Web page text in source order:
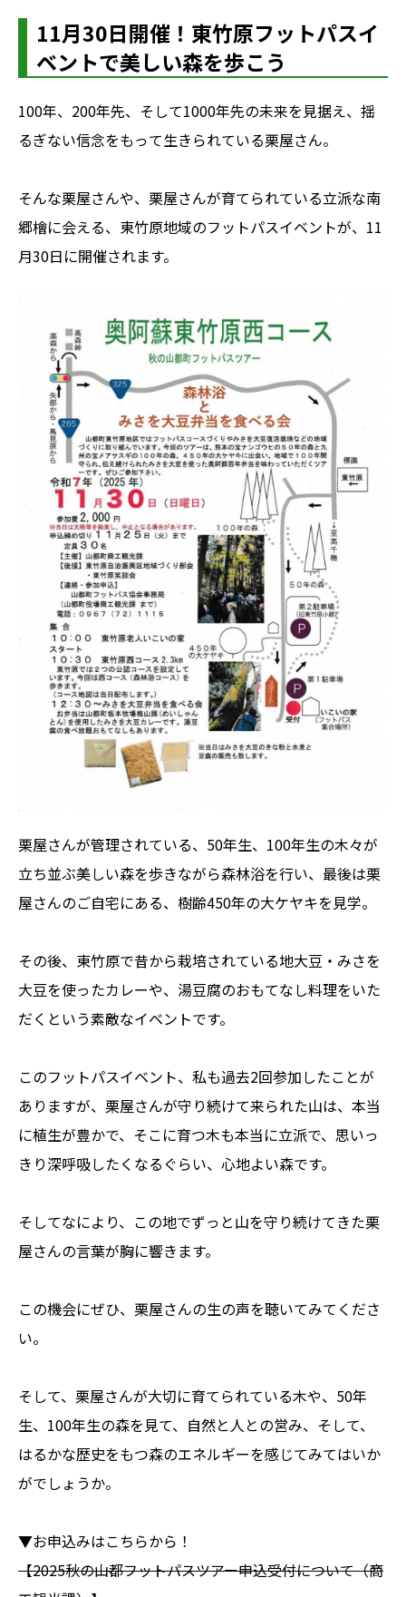
11月30日開催！東竹原フットパスイ
ベントで美しい森を歩こう
100年、200年先、そして1000年先の未来を見据え、揺
るぎない信念をもって生きられている栗屋さん。
そんな栗屋さんや、栗屋さんが育てられている立派な南
郷檜に会える、東竹原地域のフットパスイベントが、11
月30日に開催されます。
栗屋さんが管理されている、50年生、100年生の木々が
立ち並ぶ美しい森を歩きながら森林浴を行い、最後は栗
屋さんのご自宅にある、樹齢450年の大ケヤキを見学。
その後、東竹原で昔から栽培されている地大豆・みさを
大豆を使ったカレーや、湯豆腐のおもてなし料理をいた
だくという素敵なイベントです。
このフットパスイベント、私も過去2回参加したことが
ありますが、栗屋さんが守り続けて来られた山は、本当
に植生が豊かで、そこに育つ木も本当に立派で、思いっ
きり深呼吸したくなるぐらい、心地よい森です。
そしてなにより、この地でずっと山を守り続けてきた栗
屋さんの言葉が胸に響きます。
この機会にぜひ、栗屋さんの生の声を聴いてみてくださ
い。
そして、栗屋さんが大切に育てられている木や、50年
生、100年生の森を見て、自然と人との営み、そして、
はるかな歴史をもつ森のエネルギーを感じてみてはいか
がでしょうか。
▼お申込みはこちらから！
【2025秋の山都フットパスツアー申込受付について（商